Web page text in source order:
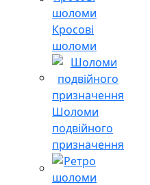
Кросові
шоломи
Шоломи
подвійного
призначення